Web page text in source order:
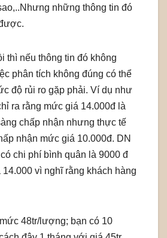
những thông tin đó
thì nếu thông tin đó không
phân tích không đúng có thể
độ rủi ro gặp phải. Ví dụ như
ra rằng mức giá 14.000đ là
chấp nhận nhưng thực tế
nhận mức giá 10.000đ. DN
chi phí bình quân là 9000 đ
vì nghĩ rằng khách hàng
48tr/lượng; bạn có 10